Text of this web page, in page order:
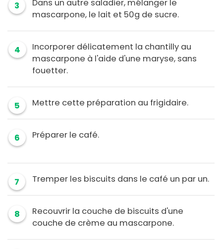
3
Dans un autre saladier, mélanger le
mascarpone, le lait et 50g de sucre.
4
Incorporer délicatement la chantilly au
mascarpone à l'aide d'une maryse, sans
fouetter.
5 Mettre cette préparation au frigidaire.
6 Préparer le café.
7 Tremper les biscuits dans le café un par un.
8
Recouvrir la couche de biscuits d'une
couche de crème au mascarpone.